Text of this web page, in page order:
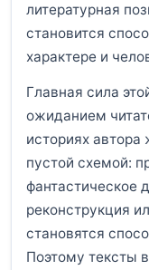
литературная
становится
характере и
Главная сила
ожиданием
историях автора
пустой схемой:
фантастическое
реконструкция
становятся
Поэтому тексты